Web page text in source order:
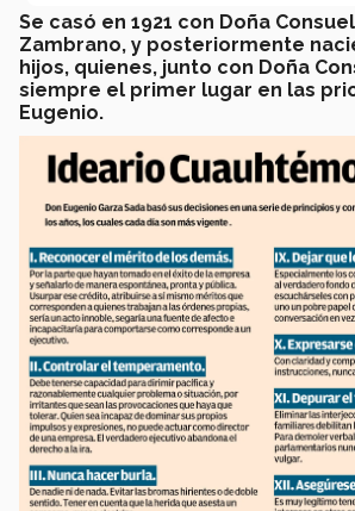
Se casó en 1921 con Doña
Zambrano, y posteriormente
hijos, quienes, junto con Doña
siempre el primer lugar en las
Eugenio.